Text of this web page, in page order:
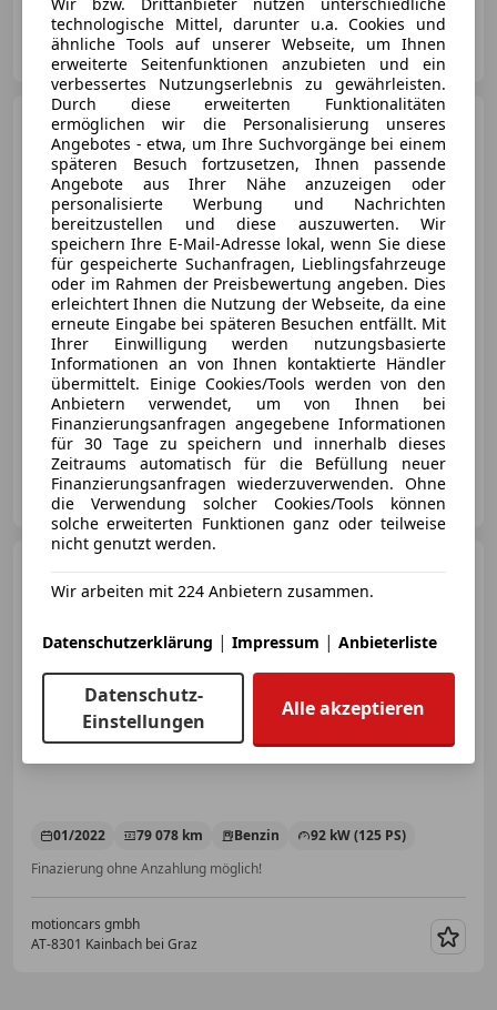
Auto Gerschberger e.U.
AT-4970 Eitzing
Ford Focus1.5 EcoBoost ST-
Line Business
€ 16 990
04/2019 133 350 km Benzin
134 kW (182 PS)
RT-Automobile GmbH
AT-4664 Oberweis
Titanium X Start/Stopp Pickerl
€ 14 480
01/2022 79 078 km Benzin
92 kW (125 PS)
Finazierung ohne Anzahlung möglich!
motioncars gmbh
AT-8301 Kainbach bei Graz
technologische Mittel, darunter u.a. Cookies und
ähnliche Tools auf unserer Webseite, um Ihnen
erweiterte Seitenfunktionen anzubieten und ein
verbessertes Nutzungserlebnis zu gewährleisten.
Durch diese erweiterten Funktionalitäten
ermöglichen wir die Personalisierung unseres
Angebotes - etwa, um Ihre Suchvorgänge bei einem
späteren Besuch fortzusetzen, Ihnen passende
Angebote aus Ihrer Nähe anzuzeigen oder
personalisierte Werbung und Nachrichten
bereitzustellen und diese auszuwerten. Wir
speichern Ihre E-Mail-Adresse lokal, wenn Sie diese
für gespeicherte Suchanfragen, Lieblingsfahrzeuge
oder im Rahmen der Preisbewertung angeben. Dies
erleichtert Ihnen die Nutzung der Webseite, da eine
erneute Eingabe bei späteren Besuchen entfällt. Mit
Ihrer Einwilligung werden nutzungsbasierte
Informationen an von Ihnen kontaktierte Händler
übermittelt. Einige Cookies/Tools werden von den
Anbietern verwendet, um von Ihnen bei
Finanzierungsanfragen angegebene Informationen
für 30 Tage zu speichern und innerhalb dieses
Zeitraums automatisch für die Befüllung neuer
Finanzierungsanfragen wiederzuverwenden. Ohne
die Verwendung solcher Cookies/Tools können
solche erweiterten Funktionen ganz oder teilweise
nicht genutzt werden.
Wir arbeiten mit 224 Anbietern zusammen.
Datenschutzerklärung | Impressum | Anbieterliste
Datenschutz-
Einstellungen
Alle akzeptieren